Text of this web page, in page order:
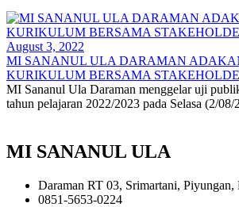
August 3, 2022
MI SANANUL ULA DARAMAN
KURIKULUM BERSAMA
MI Sananul Ula Daraman menggelar uji
tahun pelajaran 2022/2023 pada Selasa (2/08/
MI SANANUL ULA
Daraman RT 03, Srimartani,
0851-5653-0224